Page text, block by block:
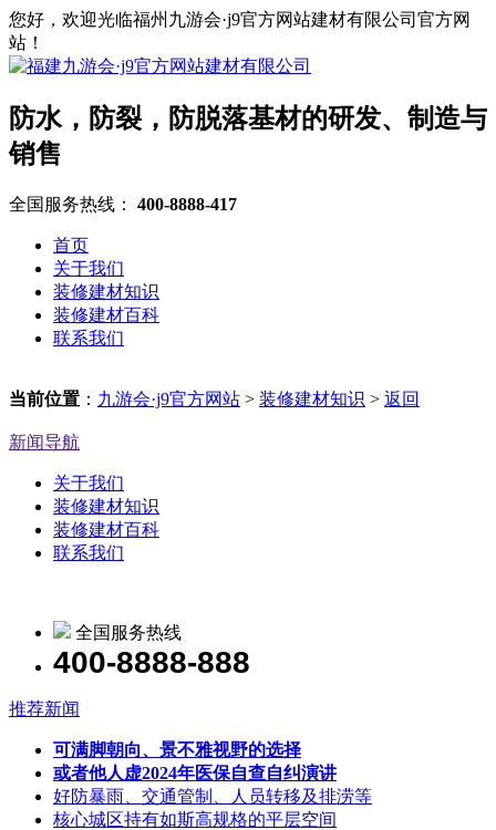
您好，欢迎光临福州九游会·j9官方网站建材有限公司官方网
站！
防水，防裂，防脱落基材的研发、制造与
销售
全国服务热线： 400-8888-417
首页
关于我们
装修建材知识
装修建材百科
联系我们
当前位置 ： 九游会·j9官方网站 > 装修建材知识 > 返回
新闻导航
关于我们
装修建材知识
装修建材百科
联系我们
全国服务热线
400-8888-888
推荐新闻
可满脚朝向、景不雅视野的选择
或者他人虚2024年医保自查自纠演讲
好防暴雨、交通管制、人员转移及排涝等
核心城区持有如斯高规格的平层空间